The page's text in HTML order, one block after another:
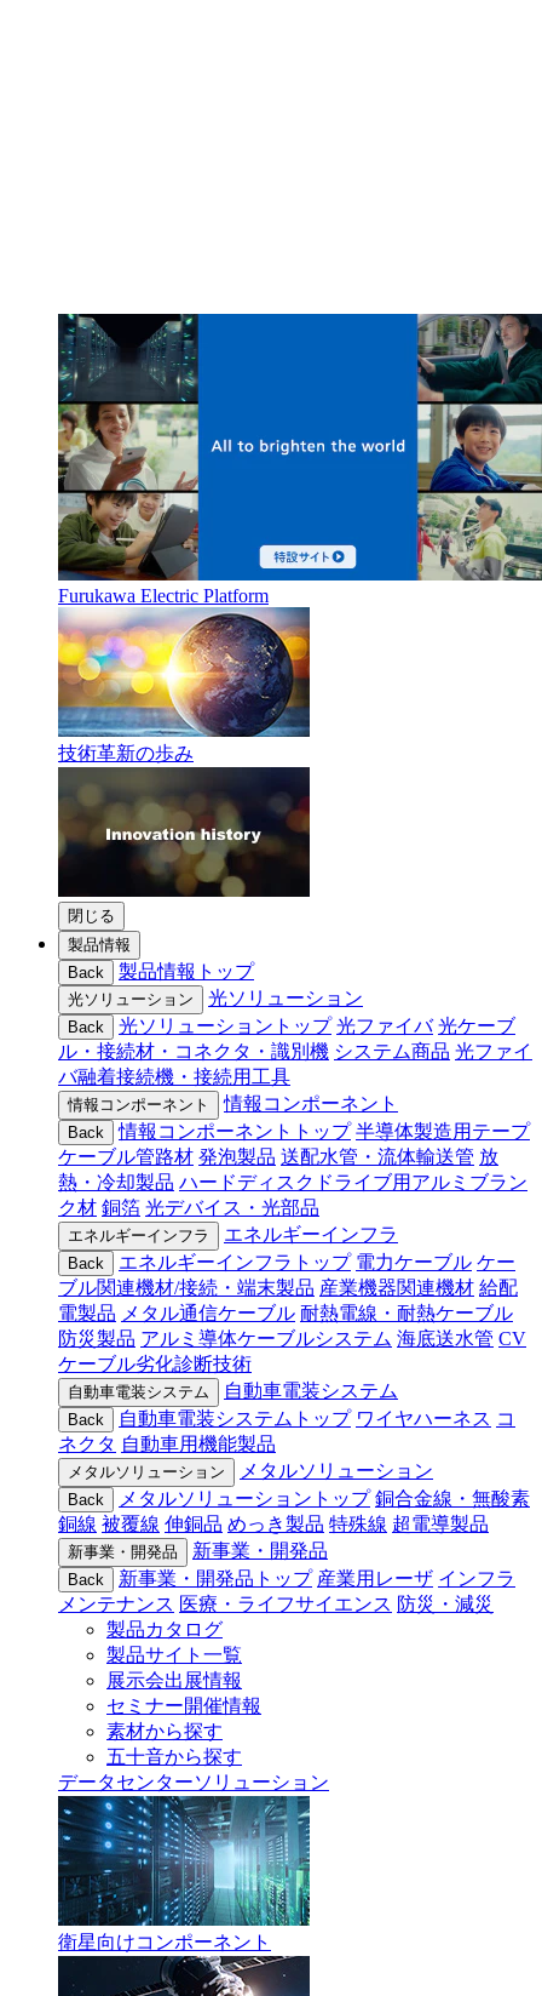
Furukawa Electric Platform
技術革新の歩み
閉じる
製品情報
Back
製品情報トップ
光ソリューション 光ソリューション
Back 光ソリューショントップ 光ファイバ 光ケーブ
ル・接続材・コネクタ・識別機 システム商品 光ファイ
バ融着接続機・接続用工具
情報コンポーネント 情報コンポーネント
Back 情報コンポーネントトップ 半導体製造用テープ
ケーブル管路材 発泡製品 送配水管・流体輸送管 放
熱・冷却製品 ハードディスクドライブ用アルミブラン
ク材 銅箔 光デバイス・光部品
エネルギーインフラ エネルギーインフラ
Back エネルギーインフラトップ 電力ケーブル ケー
ブル関連機材/接続・端末製品 産業機器関連機材 給配
電製品 メタル通信ケーブル 耐熱電線・耐熱ケーブル
防災製品 アルミ導体ケーブルシステム 海底送水管 CV
ケーブル劣化診断技術
自動車電装システム 自動車電装システム
Back 自動車電装システムトップ ワイヤハーネス コ
ネクタ 自動車用機能製品
メタルソリューション メタルソリューション
Back メタルソリューショントップ 銅合金線・無酸素
銅線 被覆線 伸銅品 めっき製品 特殊線 超電導製品
新事業・開発品 新事業・開発品
Back 新事業・開発品トップ 産業用レーザ インフラ
メンテナンス 医療・ライフサイエンス 防災・減災
製品カタログ
製品サイト一覧
展示会出展情報
セミナー開催情報
素材から探す
五十音から探す
データセンターソリューション
衛星向けコンポーネント